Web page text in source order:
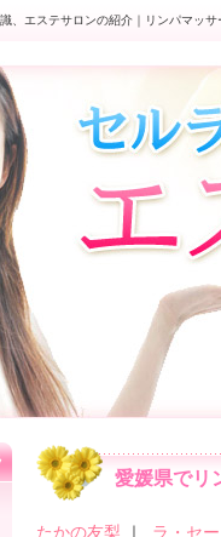
、エステサロンの紹介｜リンパマッ
愛媛県でリ
たかの友梨 ｜ ラ・セ